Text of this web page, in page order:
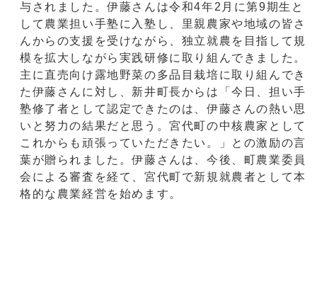
与されました。伊藤さんは令和4年2月に第9期生と
して農業担い手塾に入塾し、里親農家や地域の皆さ
んからの支援を受けながら、独立就農を目指して規
模を拡大しながら実践研修に取り組んできました。
主に直売向け露地野菜の多品目栽培に取り組んでき
た伊藤さんに対し、新井町長からは「今日、担い手
塾修了者として認定できたのは、伊藤さんの熱い思
いと努力の結果だと思う。宮代町の中核農家として
これからも頑張っていただきたい。」との激励の言
葉が贈られました。伊藤さんは、今後、町農業委員
会による審査を経て、宮代町で新規就農者として本
格的な農業経営を始めます。